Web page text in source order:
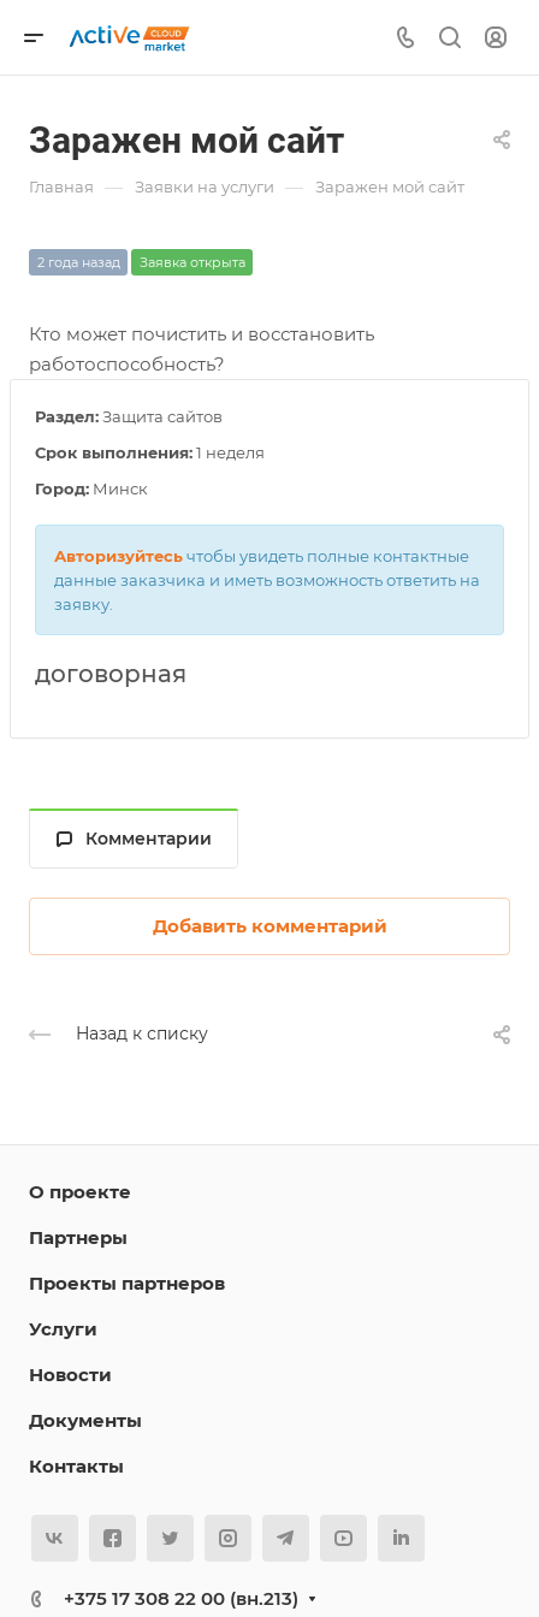
Заражен мой сайт
Главная — Заявки на услуги — Заражен мой сайт
2 года назад Заявка открыта
Кто может почистить и восстановить
работоспособность?
Раздел:Защита сайтов
Срок выполнения:1 неделя
Город: Минск
Авторизуйтесьчтобы увидеть полные контактные
данные заказчика и иметь возможность ответить на
заявку.
договорная
Комментарии
Добавить комментарий
Назад к списку
О проекте
Партнеры
Проекты партнеров
Услуги
Новости
Документы
Контакты
+375 17 308 22 00 (вн.213)